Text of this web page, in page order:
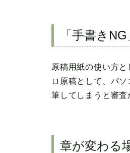
「手書き
原稿用紙の使い方
ロ原稿として、パ
筆してしまうと審査
章が変わる